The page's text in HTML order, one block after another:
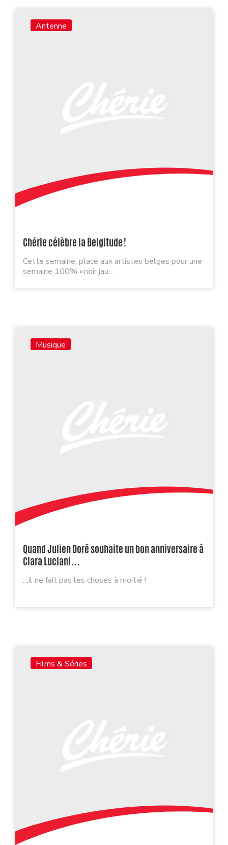
Antenne
Chérie célèbre la Belgitude !
Cette semaine; place aux artistes belges pour une
semaine 100% « noir jau...
Musique
Quand Julien Doré souhaite un bon anniversaire à
Clara Luciani…
…il ne fait pas les choses à moitié !
Films & Séries